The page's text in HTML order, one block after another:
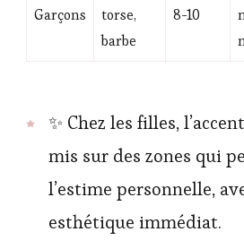
Garçons
torse,
barbe
8-10
✨ Chez les filles,
mis sur des zones qui
l’estime personnelle,
esthétique immédiat.